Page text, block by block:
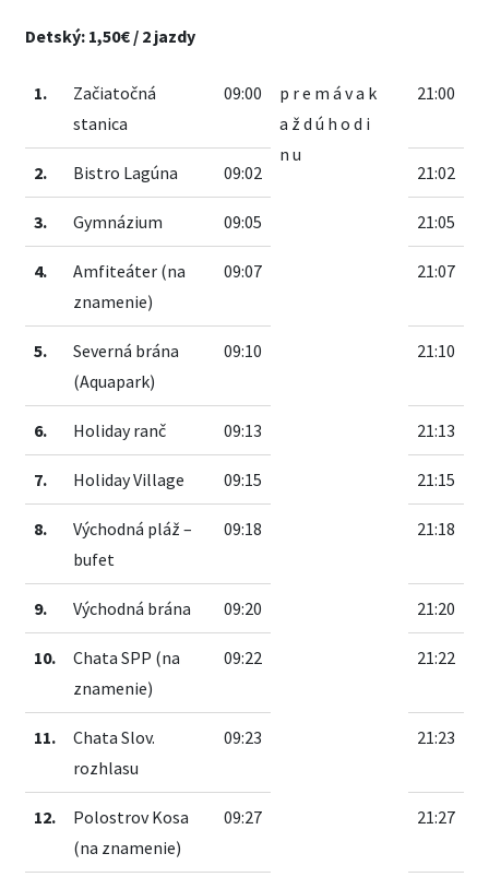
Detský: 1,50€ / 2 jazdy
1.
Začiatočná
stanica
09:00
p r e m á v a k
a ž d ú h o d i
n u
21:00
2. Bistro Lagúna 09:02 21:02
3. Gymnázium 09:05 21:05
4.
Amfiteáter (na
znamenie)
09:07 21:07
5.
Severná brána
(Aquapark)
09:10 21:10
6. Holiday ranč 09:13 21:13
7. Holiday Village 09:15 21:15
8.
Východná pláž –
bufet
09:18 21:18
9. Východná brána 09:20 21:20
10.
Chata SPP (na
znamenie)
09:22 21:22
11.
Chata Slov.
rozhlasu
09:23 21:23
12.
Polostrov Kosa
(na znamenie)
09:27 21:27